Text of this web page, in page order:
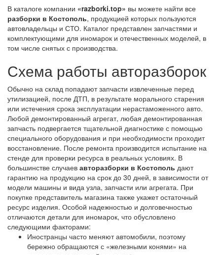
В каталоге компании «razborki.top» вы можете найти все
разборки в Костополь, продукцией которых пользуются
автовладельцы и СТО. Каталог представлен запчастями и
комплектующими для иномарок и отечественных моделей, в
том числе снятых с производства.
Схема работы авторазборок
Обычно на склад попадают запчасти извлеченные перед
утилизацией, после ДТП, в результате морального старения
или истечения срока эксплуатации нерастаможенного авто.
Любой демонтированный агрегат, любая демонтированная
запчасть подвергается тщательной диагностике с помощью
специального оборудования и при необходимости проходит
восстановление. После ремонта производится испытание на
стенде для проверки ресурса в реальных условиях. В
большинстве случаев авторазборки в Костополь дают
гарантию на продукцию на срок до 30 дней, в зависимости от
модели машины и вида узла, запчасти или агрегата. При
покупке представитель магазина также укажет остаточный
ресурс изделия. Особой надежностью и долговечностью
отличаются детали для иномарок, что обусловлено
следующими факторами:
Иностранцы часто меняют автомобили, поэтому
бережно обращаются с «железными конями» на